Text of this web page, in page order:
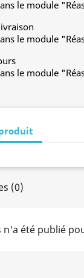
le module
le module
le module
(0)
n'a été publié